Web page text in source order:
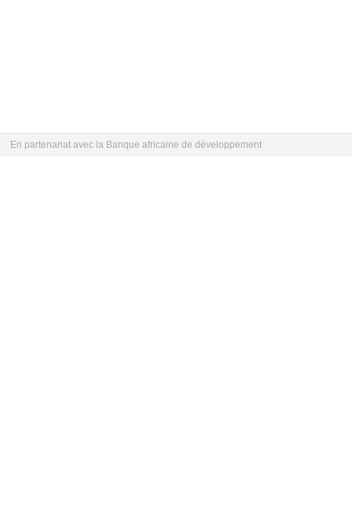
En partenariat avec la Banque africaine de développement